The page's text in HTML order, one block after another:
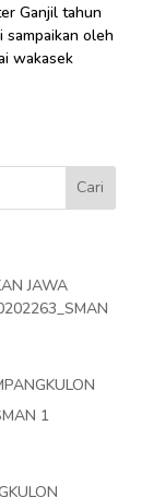
Ganjil tahun
sampaikan oleh
wakasek
JAWA
1